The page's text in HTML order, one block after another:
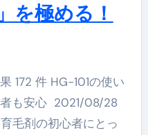
を極める！
172 件 HG-101の使い
も安心 2021/08/28
毛剤の初心者にとっ